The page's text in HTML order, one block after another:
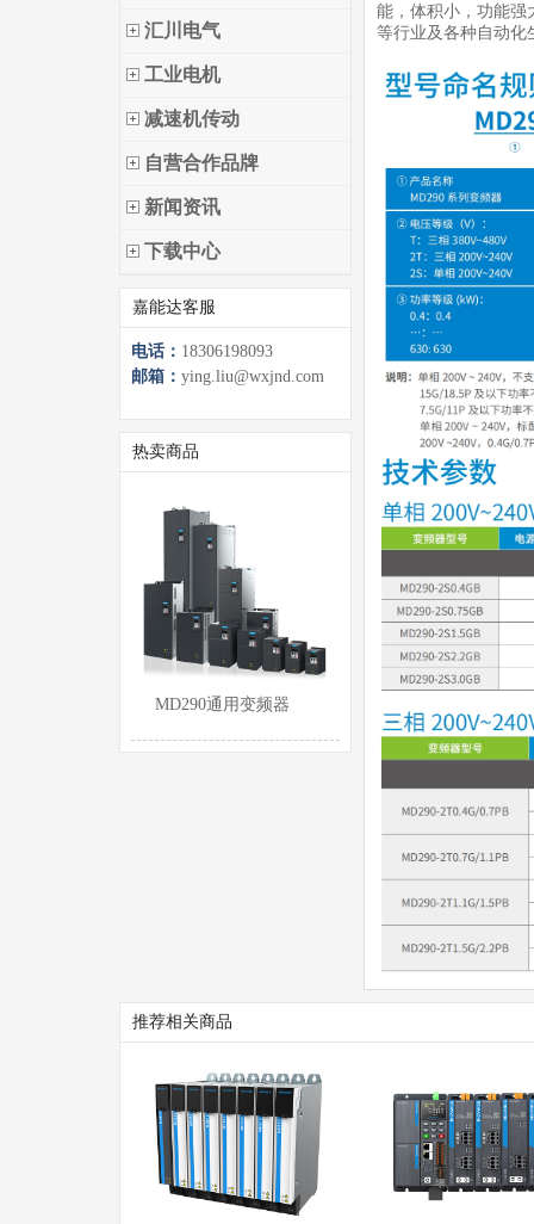
汇川电气
工业电机
减速机传动
自营合作品牌
新闻资讯
下载中心
嘉能达客服
电话： 18306198093
邮箱： ying.liu@wxjnd.com
热卖商品
MD290通用变频器
能，体积小，功能强
等行业及各种自动化
推荐相关商品